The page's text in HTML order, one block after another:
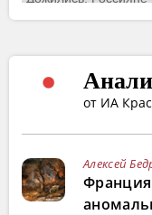
от ИА
Алексей
Франция